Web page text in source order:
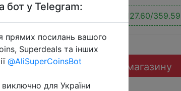
"$127.60/
Перейти до магазину
бот у Telegram:
прямих посилань вашого
Superdeals та інших
@AliSuperCoinsBot
для України